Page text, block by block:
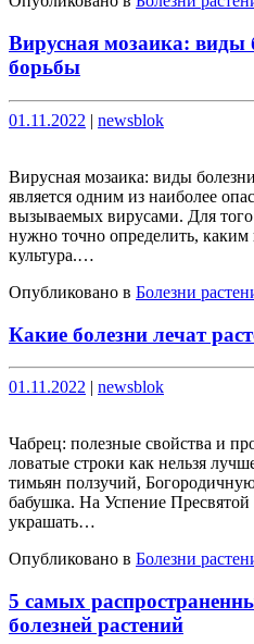
Вирусная мозаика: виды
борьбы
Опубликовано
01.11.2022 | Опубликовано
newsblok
Вирусная мозаика: виды
является одним из наиболее
вызываемых вирусами. Для того
нужно точно определить,
культура.…
Опубликовано в Болезни
Какие болезни лечат
Опубликовано
01.11.2022 | Опубликовано
newsblok
Чабрец: полезные свойства и
ло­ва­тые стро­ки как нель­зя
тимьян пол­зу­чий,
бабуш­ка. На Успе­ние
укра­шать…
Опубликовано в Болезни
5 самых
болезней растений